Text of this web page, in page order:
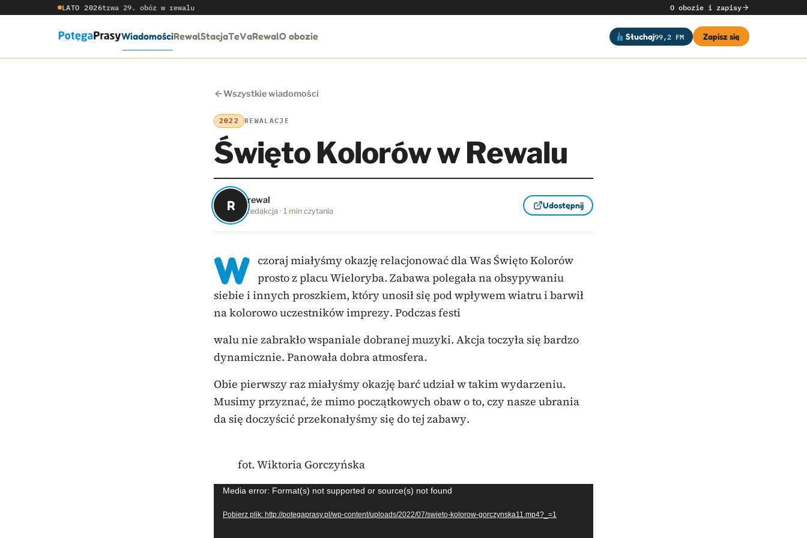
LATO 2026trwa 29. obóz w rewalu O obozie i zapisy
WiadomościRewalStacjaTeVaRewalO obozie Słuchaj99,2 FM Zapisz się
Wszystkie wiadomości
2022 REWALACJE
Święto Kolorów w Rewalu
R rewal
redakcja · 1 min czytania
Udostępnij
W czoraj miałyśmy okazję relacjonować dla Was Święto Kolorów
prosto z placu Wieloryba. Zabawa polegała na obsypywaniu
siebie i innych proszkiem, który unosił się pod wpływem wiatru i barwił
na kolorowo uczestników imprezy. Podczas festi
walu nie zabrakło wspaniale dobranej muzyki. Akcja toczyła się bardzo
dynamicznie. Panowała dobra atmosfera.
Obie pierwszy raz miałyśmy okazję barć udział w takim wydarzeniu.
Musimy przyznać, że mimo początkowych obaw o to, czy nasze ubrania
da się doczyścić przekonałyśmy się do tej zabawy.
fot. Wiktoria Gorczyńska
Odtwarzacz
video
Media error: Format(s) not supported or source(s) not found
Pobierz plik: http://potegaprasy.pl/wp-content/uploads/2022/07/swieto-kolorow-gorczynska11.mp4?_=1